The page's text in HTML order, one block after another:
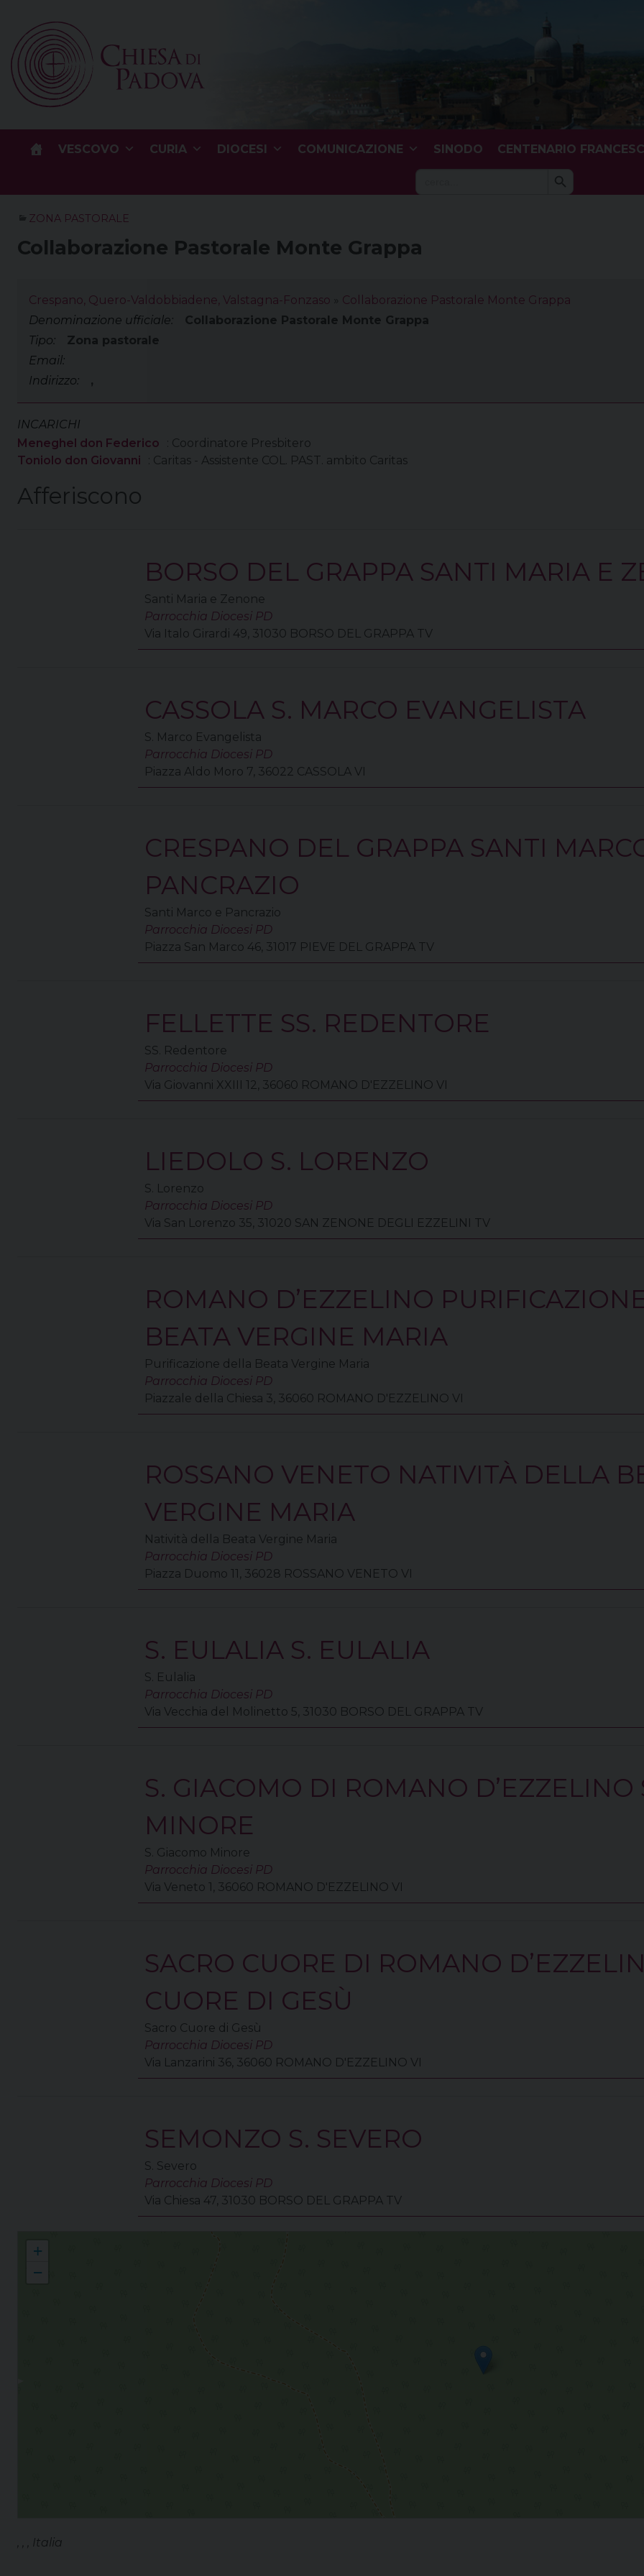
content
VESCOVO CURIA DIOCESI COMUNICAZIONE SINODO
CENTENARIO
Search
Search Button
ZONA PASTORALE
Collaborazione Pastorale Monte Grappa
Crespano, Quero-Valdobbiadene, Valstagna-Fonzaso
Collaborazione Pastorale Monte Grappa
Denominazione ufficiale:
Collaborazione Pastorale Monte Grappa
Tipo:
Zona pastorale
Email:
Indirizzo:
,
INCARICHI
Meneghel don Federico
: Coordinatore Presbitero
Toniolo don Giovanni
: Caritas - Assistente COL. PAST. ambito Caritas
Afferiscono
BORSO DEL GRAPPA SANTI MARIA E
Santi Maria e Zenone
Parrocchia Diocesi PD
Via Italo Girardi 49, 31030 BORSO DEL GRAPPA TV
CASSOLA S. MARCO EVANGELISTA
S. Marco Evangelista
Parrocchia Diocesi PD
Piazza Aldo Moro 7, 36022 CASSOLA VI
CRESPANO DEL GRAPPA SANTI
PANCRAZIO
Santi Marco e Pancrazio
Parrocchia Diocesi PD
Piazza San Marco 46, 31017 PIEVE DEL GRAPPA TV
FELLETTE SS. REDENTORE
SS. Redentore
Parrocchia Diocesi PD
Via Giovanni XXIII 12, 36060 ROMANO D'EZZELINO VI
LIEDOLO S. LORENZO
S. Lorenzo
Parrocchia Diocesi PD
Via San Lorenzo 35, 31020 SAN ZENONE DEGLI EZZELINI TV
ROMANO D’EZZELINO
BEATA VERGINE MARIA
Purificazione della Beata Vergine Maria
Parrocchia Diocesi PD
Piazzale della Chiesa 3, 36060 ROMANO D'EZZELINO VI
ROSSANO VENETO NATIVITÀ DELLA
VERGINE MARIA
Natività della Beata Vergine Maria
Parrocchia Diocesi PD
Piazza Duomo 11, 36028 ROSSANO VENETO VI
S. EULALIA S. EULALIA
S. Eulalia
Parrocchia Diocesi PD
Via Vecchia del Molinetto 5, 31030 BORSO DEL GRAPPA TV
S. GIACOMO DI ROMANO D’EZZELINO
MINORE
S. Giacomo Minore
Parrocchia Diocesi PD
Via Veneto 1, 36060 ROMANO D'EZZELINO VI
SACRO CUORE DI ROMANO
CUORE DI GESÙ
Sacro Cuore di Gesù
Parrocchia Diocesi PD
Via Lanzarini 36, 36060 ROMANO D'EZZELINO VI
SEMONZO S. SEVERO
S. Severo
Parrocchia Diocesi PD
Via Chiesa 47, 31030 BORSO DEL GRAPPA TV
+
−
, , , Italia